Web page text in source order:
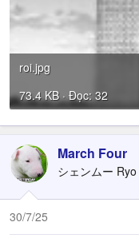
roi.jpg
73.4 KB · Đọc: 32
March Four
シェンムー
30/7/25